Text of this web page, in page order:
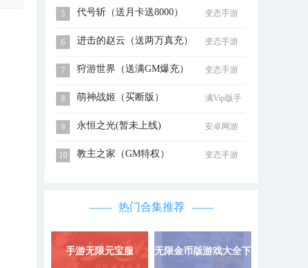
5
代号斩（送月卡送8000） 变态手游
6 进击的赵云（送两万真充） 变态手游
7 狩游世界（送满GM爆充） 变态手游
8 萌神战姬（买断版）
满Vip版手
9
永恒之光(暂未上线) 安卓网游
10 教主之家（GM特权） 变态手游
热门合集推荐
手游无限元宝服 详情 »
无限金币版游戏大全下